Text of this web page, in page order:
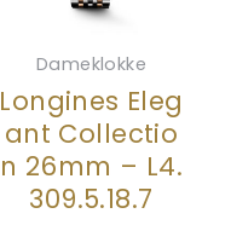
Dameklokke
Longines Eleg
ant Collectio
n 26mm – L4.
309.5.18.7